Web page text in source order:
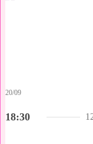
18:30
20/09